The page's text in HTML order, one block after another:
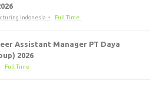
Indonesia Full Time
Assistant Manager PT Daya
2026
Full Time